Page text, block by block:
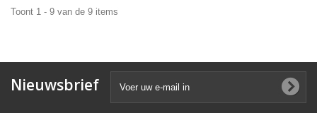
Toont 1 - 9 van de 9 items
Nieuwsbrief